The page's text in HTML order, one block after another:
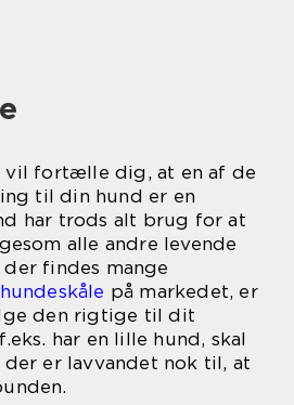
vil fortælle dig, at en af de
til din hund er en
har trods alt brug for at
alle andre levende
findes mange
hundeskåle på markedet, er
den rigtige til dit
har en lille hund, skal
er lavvandet nok til, at